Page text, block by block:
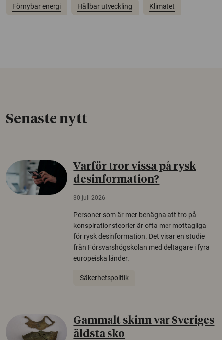
Förnybar energi Hållbar utveckling Klimatet
Senaste nytt
Varför tror vissa på rysk
desinformation?
30 juli 2026
Personer som är mer benägna att tro på
konspirationsteorier är ofta mer mottagliga
för rysk desinformation. Det visar en studie
från Försvarshögskolan med deltagare i fyra
europeiska länder.
Säkerhetspolitik
Gammalt skinn var Sveriges
äldsta sko